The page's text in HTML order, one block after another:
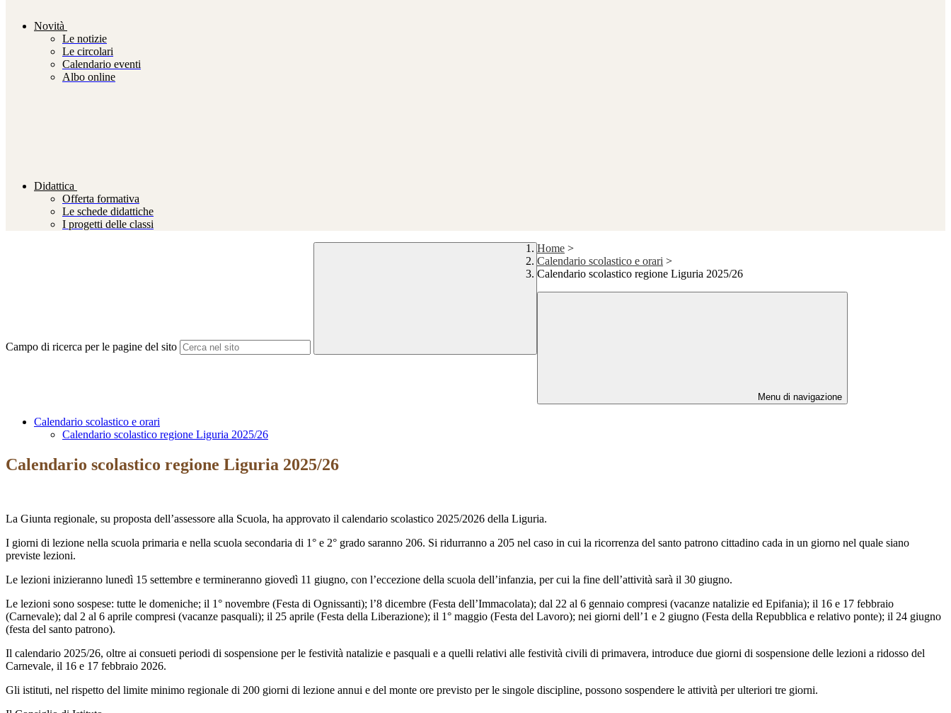
Novità
Le notizie
Le circolari
Calendario eventi
Albo online
Didattica
Offerta formativa
Le schede didattiche
I progetti delle classi
Campo di ricerca per le pagine del sito
Home >
Calendario scolastico e orari >
Calendario scolastico regione Liguria 2025/26
Menu di navigazione
Calendario scolastico e orari
Calendario scolastico regione Liguria 2025/26
Calendario scolastico regione Liguria 2025/26
La Giunta regionale, su proposta dell’assessore alla Scuola, ha approvato il calendario scolastico 2025/2026 della Liguria.
I giorni di lezione nella scuola primaria e nella scuola secondaria di 1° e 2° grado saranno 206. Si ridurranno a 205 nel caso in cui la ricorrenza del santo patrono cittadino cada in un giorno nel quale siano
previste lezioni.
Le lezioni inizieranno lunedì 15 settembre e termineranno giovedì 11 giugno, con l’eccezione della scuola dell’infanzia, per cui la fine dell’attività sarà il 30 giugno.
Le lezioni sono sospese: tutte le domeniche; il 1° novembre (Festa di Ognissanti); l’8 dicembre (Festa dell’Immacolata); dal 22 al 6 gennaio compresi (vacanze natalizie ed Epifania); il 16 e 17 febbraio
(Carnevale); dal 2 al 6 aprile compresi (vacanze pasquali); il 25 aprile (Festa della Liberazione); il 1° maggio (Festa del Lavoro); nei giorni dell’1 e 2 giugno (Festa della Repubblica e relativo ponte); il 24 giugno
(festa del santo patrono).
Il calendario 2025/26, oltre ai consueti periodi di sospensione per le festività natalizie e pasquali e a quelli relativi alle festività civili di primavera, introduce due giorni di sospensione delle lezioni a ridosso del
Carnevale, il 16 e 17 febbraio 2026.
Gli istituti, nel rispetto del limite minimo regionale di 200 giorni di lezione annui e del monte ore previsto per le singole discipline, possono sospendere le attività per ulteriori tre giorni.